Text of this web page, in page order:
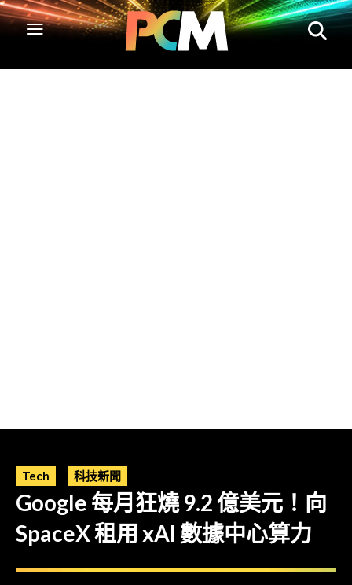
Tech 科技新聞
Google 每月狂燒 9.2 億美元！向
SpaceX 租用 xAI 數據中心算力